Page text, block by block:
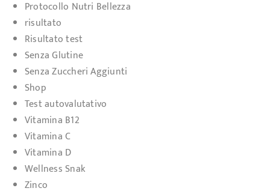
Protocollo Nutri Bellezza
risultato
Risultato test
Senza Glutine
Senza Zuccheri Aggiunti
Shop
Test autovalutativo
Vitamina B12
Vitamina C
Vitamina D
Wellness Snak
Zinco